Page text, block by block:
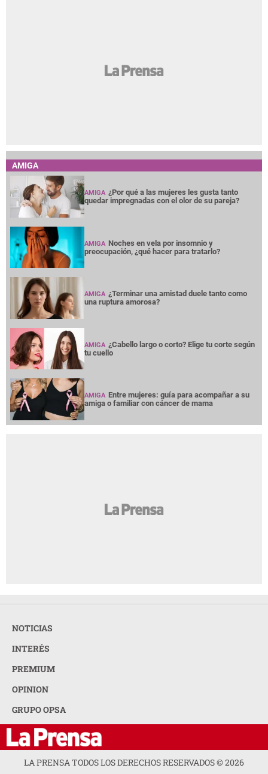
AMIGA
AMIGA ¿Por qué a las mujeres les gusta tanto
quedar impregnadas con el olor de su pareja?
AMIGA Noches en vela por insomnio y
preocupación, ¿qué hacer para tratarlo?
AMIGA ¿Terminar una amistad duele tanto como
una ruptura amorosa?
AMIGA ¿Cabello largo o corto? Elige tu corte según
tu cuello
AMIGA Entre mujeres: guía para acompañar a su
amiga o familiar con cáncer de mama
NOTICIAS
INTERÉS
PREMIUM
OPINION
GRUPO OPSA
LA PRENSA TODOS LOS DERECHOS RESERVADOS ©2026